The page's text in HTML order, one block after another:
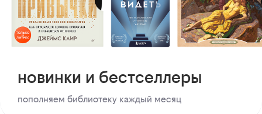
новинки и бестселлеры
пополняем библиотеку каждый месяц